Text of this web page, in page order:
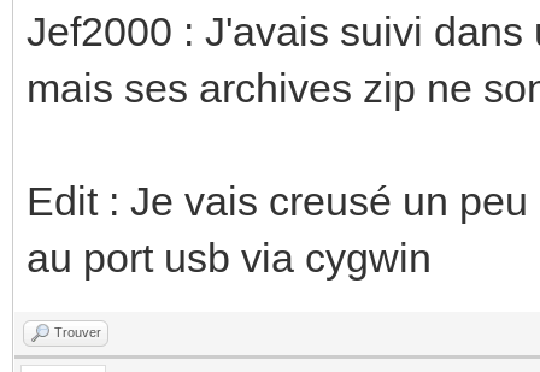
Jef2000 : J'avais suivi
mais ses archives zip ne
Edit : Je vais creusé un
au port usb via cygwin
Trouver